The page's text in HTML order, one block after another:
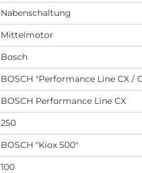
Nabenschaltung
Mittelmotor
Bosch
BOSCH "Performance Line CX /
BOSCH Performance Line CX
250
BOSCH "Kiox 500"
100